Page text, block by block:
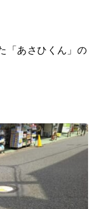
「あさひくん」の